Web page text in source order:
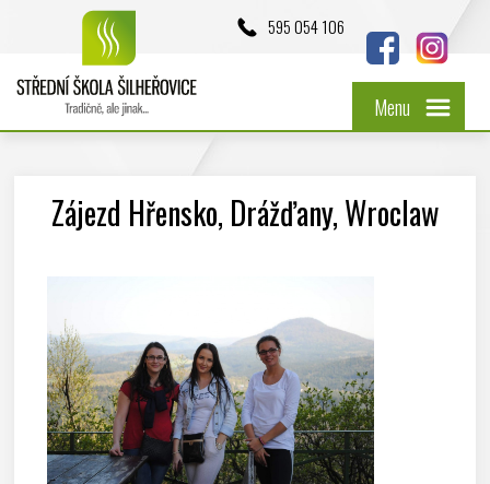
595 054 106
Menu
Zájezd Hřensko, Drážďany, Wroclaw